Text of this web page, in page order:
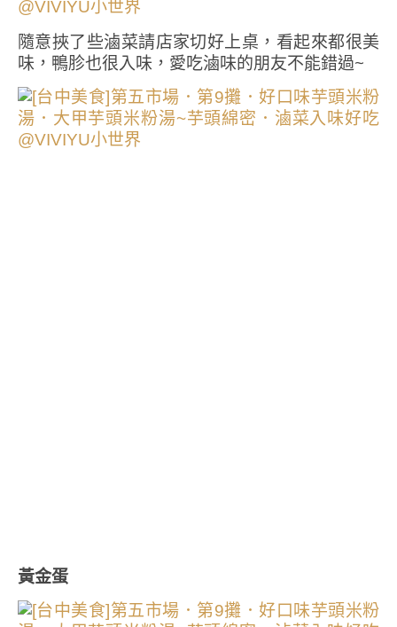
隨意挾了些滷菜請店家切好上桌，看起來都很美
味，鴨胗也很入味，愛吃滷味的朋友不能錯過~
黃金蛋